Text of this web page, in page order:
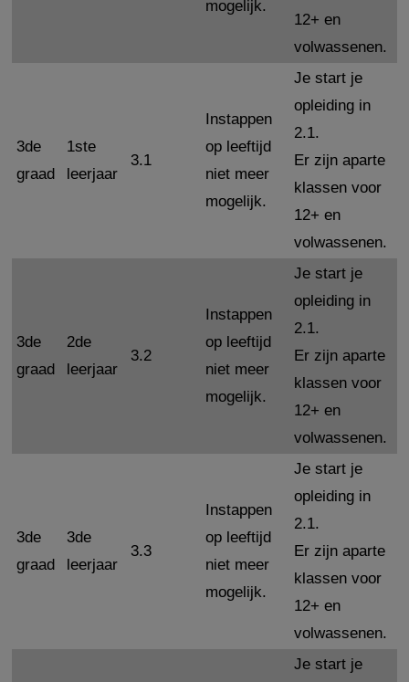
mogelijk.
12+ en
volwassenen.
3de
graad
1ste
leerjaar
3.1
Instappen
op leeftijd
niet meer
mogelijk.
Je start je
opleiding in
2.1.
Er zijn aparte
klassen voor
12+ en
volwassenen.
3de
graad
2de
leerjaar
3.2
Instappen
op leeftijd
niet meer
mogelijk.
Je start je
opleiding in
2.1.
Er zijn aparte
klassen voor
12+ en
volwassenen.
3de
graad
3de
leerjaar
3.3
Instappen
op leeftijd
niet meer
mogelijk.
Je start je
opleiding in
2.1.
Er zijn aparte
klassen voor
12+ en
volwassenen.
Je start je